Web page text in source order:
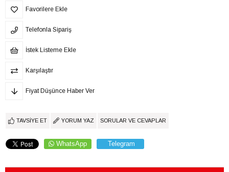
Favorilere Ekle
Telefonla Sipariş
İstek Listeme Ekle
Karşılaştır
Fiyat Düşünce Haber Ver
TAVSIYE ET YORUM YAZ SORULAR VE CEVAPLAR
WhatsApp Telegram